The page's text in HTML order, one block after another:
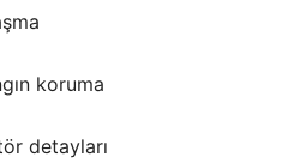
koruma
detayları